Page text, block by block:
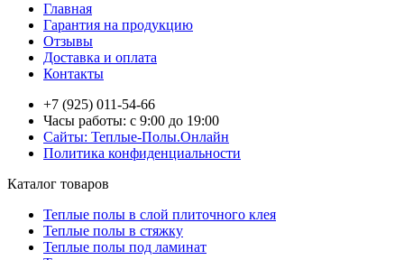
Главная
Гарантия на продукцию
Отзывы
Доставка и оплата
Контакты
+7 (925) 011-54-66
Часы работы: с 9:00 до 19:00
Сайты: Теплые-Полы.Онлайн
Политика конфиденциальности
Каталог товаров
Теплые полы в слой плиточного клея
Теплые полы в стяжку
Теплые полы под ламинат